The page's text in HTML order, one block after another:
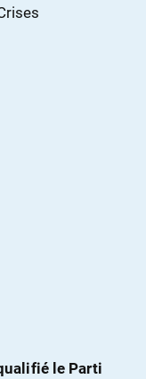
le Parti